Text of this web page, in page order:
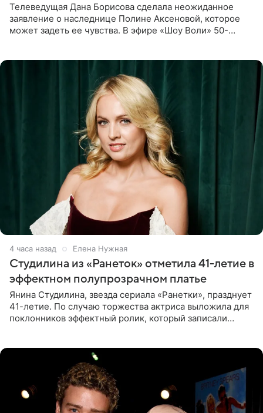
Телеведущая Дана Борисова сделала неожиданное
заявление о наследнице Полине Аксеновой, которое
может задеть ее чувства. В эфире «Шоу Воли» 50-
4 часа назад Елена Нужная
Студилина из «Ранеток» отметила 41-летие в
эффектном полупрозрачном платье
Янина Студилина, звезда сериала «Ранетки», празднует
41-летие. По случаю торжества актриса выложила для
поклонников эффектный ролик, который записали